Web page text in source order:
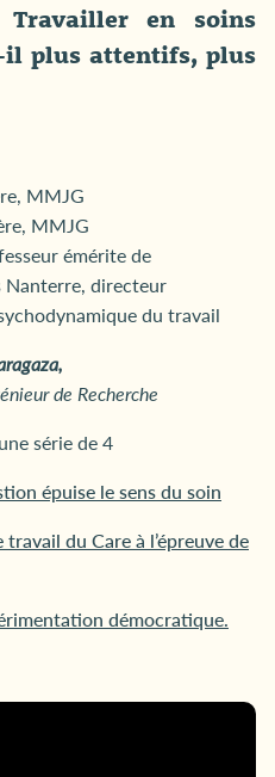
Travailler en soins
plus attentifs, plus
MMJG
MMJG
émérite de
Nanterre, directeur
du travail
de Recherche
série de 4
épuise le sens du soin
du Care à l’épreuve de
démocratique.